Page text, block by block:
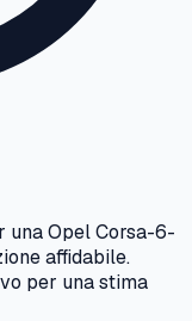
unaOpelCorsa-6-
affidabile.
per una stima